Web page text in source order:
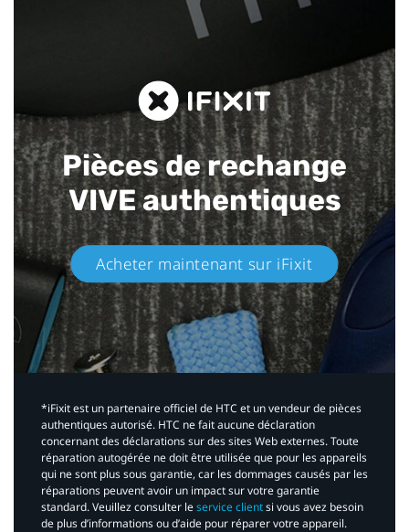
Pièces de rechange
VIVE authentiques​
Acheter maintenant sur iFixit​
*iFixit est un partenaire officiel de HTC et un vendeur de pièces
authentiques autorisé. HTC ne fait aucune déclaration
concernant des déclarations sur des sites Web externes. Toute
réparation autogérée ne doit être utilisée que pour les appareils
qui ne sont plus sous garantie, car les dommages causés par les
réparations peuvent avoir un impact sur votre garantie
standard. Veuillez consulter leservice clientsi vous avez besoin
de plus d’informations ou d’aide pour réparer votre appareil.​